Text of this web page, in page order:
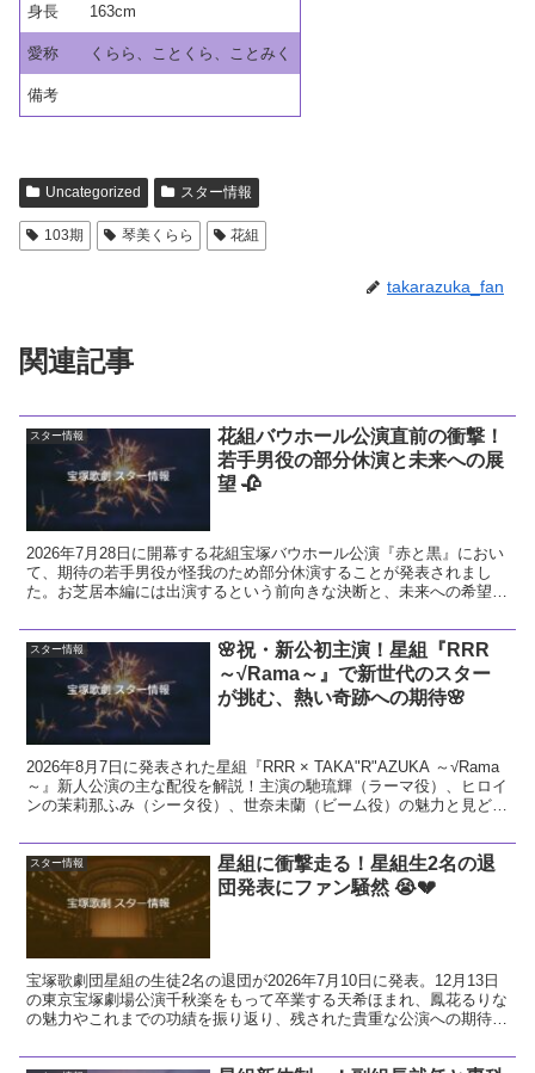
身長 163cm
愛称 くらら、ことくら、ことみく
備考
Uncategorized スター情報
103期 琴美くらら 花組
takarazuka_fan
関連記事
スター情報
花組バウホール公演直前の衝撃！
若手男役の部分休演と未来への展
望 🥀
2026年7月28日に開幕する花組宝塚バウホール公演『赤と黒』におい
て、期待の若手男役が怪我のため部分休演することが発表されまし
た。お芝居本編には出演するという前向きな決断と、未来への希望に
スター情報
🌸祝・新公初主演！星組『RRR
～√Rama～』で新世代のスター
が挑む、熱い奇跡への期待🌸
2026年8月7日に発表された星組『RRR × TAKA"R"AZUKA ～√Rama
～』新人公演の主な配役を解説！主演の馳琉輝（ラーマ役）、ヒロイ
ンの茉莉那ふみ（シータ役）、世奈未蘭（ビーム役）の魅力と見どこ
スター情報
星組に衝撃走る！星組生2名の退
団発表にファン騒然 😭💔
宝塚歌劇団星組の生徒2名の退団が2026年7月10日に発表。12月13日
の東京宝塚劇場公演千秋楽をもって卒業する天希ほまれ、鳳花るりな
の魅力やこれまでの功績を振り返り、残された貴重な公演への期待と